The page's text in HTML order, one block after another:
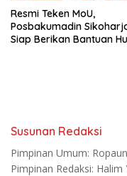
Resmi Teken MoU,
Posbakumadin
Siap Berikan Bantuan
Susunan Redaksi
Pimpinan Umum:
Pimpinan Redaksi: Halim